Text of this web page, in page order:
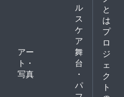
ル
ス
ケ
ア
アー
ト・
写真
舞
台
・
パ
と
は
プ
ロ
ジ
ェ
ク
ト